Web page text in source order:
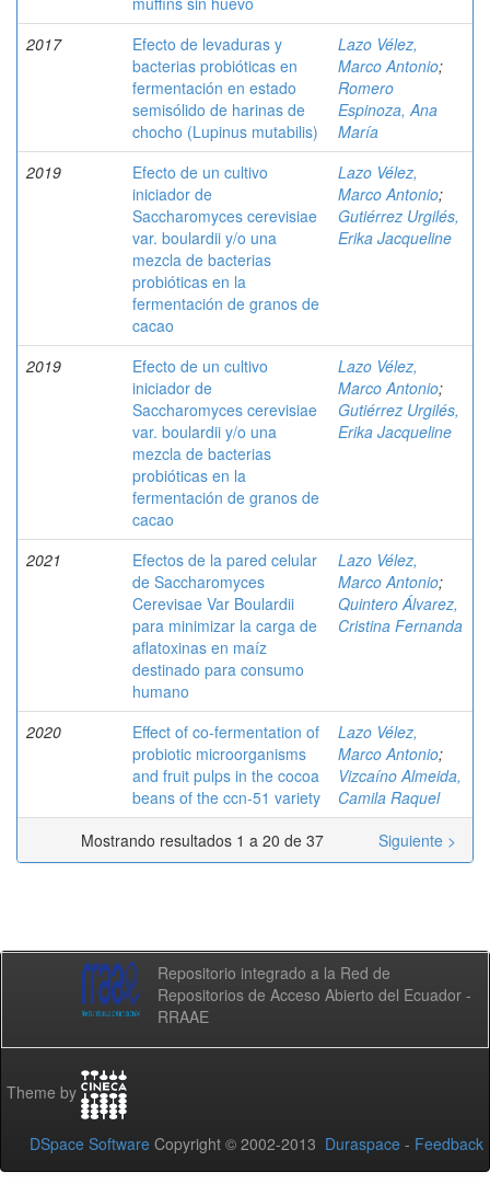
2017
Efecto de levaduras y
bacterias probióticas en
fermentación en estado
semisólido de harinas de
chocho (Lupinus mutabilis)
Lazo Vélez,
Marco Antonio;
Romero
Espinoza, Ana
María
2019
Efecto de un cultivo
iniciador de
Saccharomyces cerevisiae
var. boulardii y/o una
mezcla de bacterias
probióticas en la
fermentación de granos de
cacao
Lazo Vélez,
Marco Antonio;
Gutiérrez Urgilés,
Erika Jacqueline
2019
Efecto de un cultivo
iniciador de
Saccharomyces cerevisiae
var. boulardii y/o una
mezcla de bacterias
probióticas en la
fermentación de granos de
cacao
Lazo Vélez,
Marco Antonio;
Gutiérrez Urgilés,
Erika Jacqueline
2021
Efectos de la pared celular
de Saccharomyces
Cerevisae Var Boulardii
para minimizar la carga de
aflatoxinas en maíz
destinado para consumo
humano
Lazo Vélez,
Marco Antonio;
Quintero Álvarez,
Cristina Fernanda
2020
Effect of co-fermentation of
probiotic microorganisms
and fruit pulps in the cocoa
beans of the ccn-51 variety
Lazo Vélez,
Marco Antonio;
Vizcaíno Almeida,
Camila Raquel
Mostrando resultados 1 a 20 de 37
Siguiente >
Repositorio integrado a la Red de
Repositorios de Acceso Abierto del Ecuador -
RRAAE
Theme by
DSpace Software Copyright © 2002-2013 Duraspace - Feedback